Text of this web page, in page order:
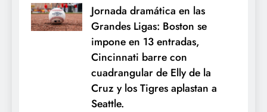
Jornada dramática en las
Grandes Ligas: Boston se
impone en 13 entradas,
Cincinnati barre con
cuadrangular de Elly de la
Cruz y los Tigres aplastan a
Seattle.